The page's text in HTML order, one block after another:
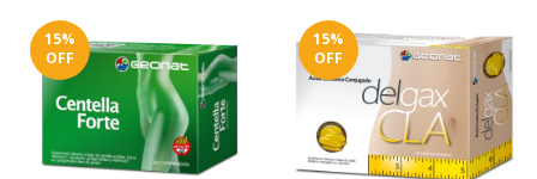
15%
OFF
15%
OFF